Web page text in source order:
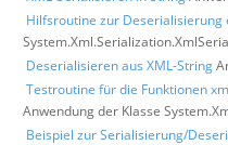
Hilfsroutine zur Deserialisierung
Deserialisieren aus XML-String
Testroutine für die Funktionen
Anwendung der Klasse
Beispiel zur Serialisierung/